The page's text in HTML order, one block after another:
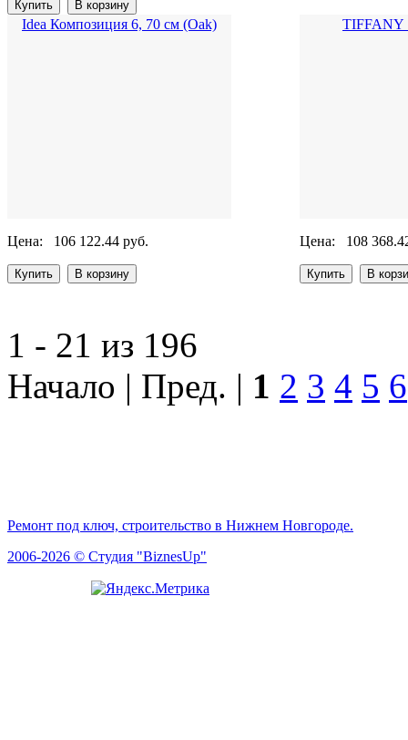
Idea Композиция 6, 70 см (Oak)
Цена: 106 122.44 руб.
TIFFANY
Цена: 108
1 - 21 из 196
Начало | Пред. | 1 2 3 4 5 6
Ремонт под ключ, строительство в Нижнем Новгороде.
2006-2026 © Студия "BiznesUp"